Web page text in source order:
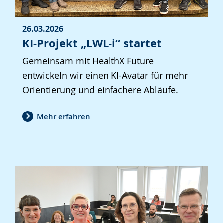
26.03.2026
KI-Projekt „LWL-i“ startet
Gemeinsam mit HealthX Future
entwickeln wir einen KI-Avatar für mehr
Orientierung und einfachere Abläufe.
Mehr erfahren